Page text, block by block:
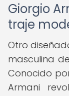
Giorgio
traje
Otro
masculina
Conocido
Armani